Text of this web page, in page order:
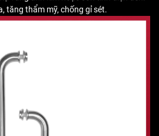
tăng thẩm mỹ, chống gỉ sét.